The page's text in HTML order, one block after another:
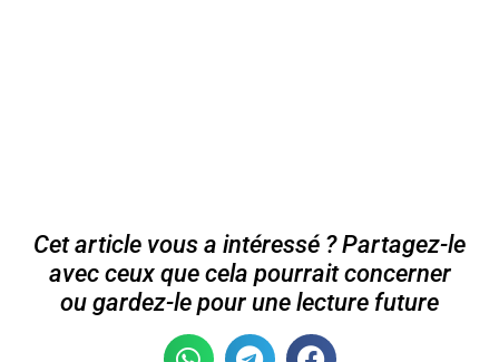
Cet article vous a intéressé ? Partagez-le
avec ceux que cela pourrait concerner
ou gardez-le pour une lecture future